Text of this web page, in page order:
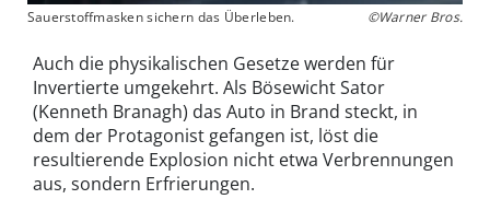
Sauerstoffmasken sichern das Überleben. ©Warner Bros.
Auch die physikalischen Gesetze werden für
Invertierte umgekehrt. Als Bösewicht Sator
(Kenneth Branagh) das Auto in Brand steckt, in
dem der Protagonist gefangen ist, löst die
resultierende Explosion nicht etwa Verbrennungen
aus, sondern Erfrierungen.